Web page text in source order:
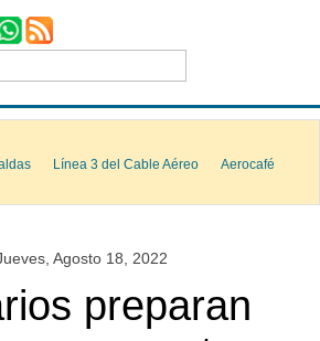
Línea 3 del Cable Aéreo
Aerocafé
Agosto 18, 2022
preparan